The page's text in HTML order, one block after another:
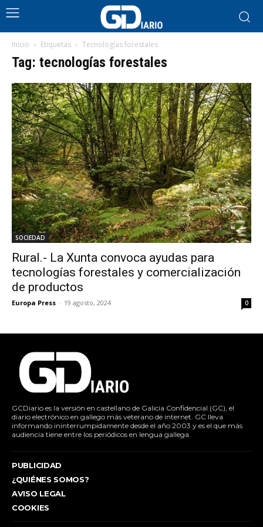
Inicio Etiquetas Tecnologías forestales
Tag: tecnologías forestales
SOCIEDAD
Rural.- La Xunta convoca ayudas para
tecnologías forestales y comercialización
de productos
Europa Press - 19 agosto, 2024 0
GCDiario es la versión en castellano de Galicia Confidencial (GC), el
diario electrónico en gallego más veterano de internet. GC lleva
informando ininterrumpidamente desde el año 2003 y es el que más
audiencia tiene entre los periódicos en lengua gallega.
PUBLICIDAD
¿QUIÉNES SOMOS?
AVISO LEGAL
COOKIES